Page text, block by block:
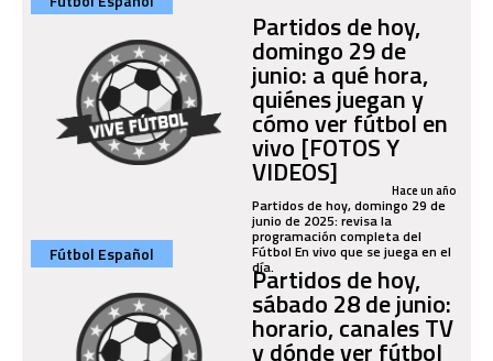
Partidos de hoy,
domingo 29 de
junio: a qué hora,
quiénes juegan y
cómo ver fútbol en
vivo [FOTOS Y
VIDEOS] Hace un año
Partidos de hoy, domingo 29 de
junio de 2025: revisa la
programación completa del
Fútbol En vivo que se juega en el
día.
Fútbol Español
Partidos de hoy,
sábado 28 de junio:
horario, canales TV
y dónde ver fútbol